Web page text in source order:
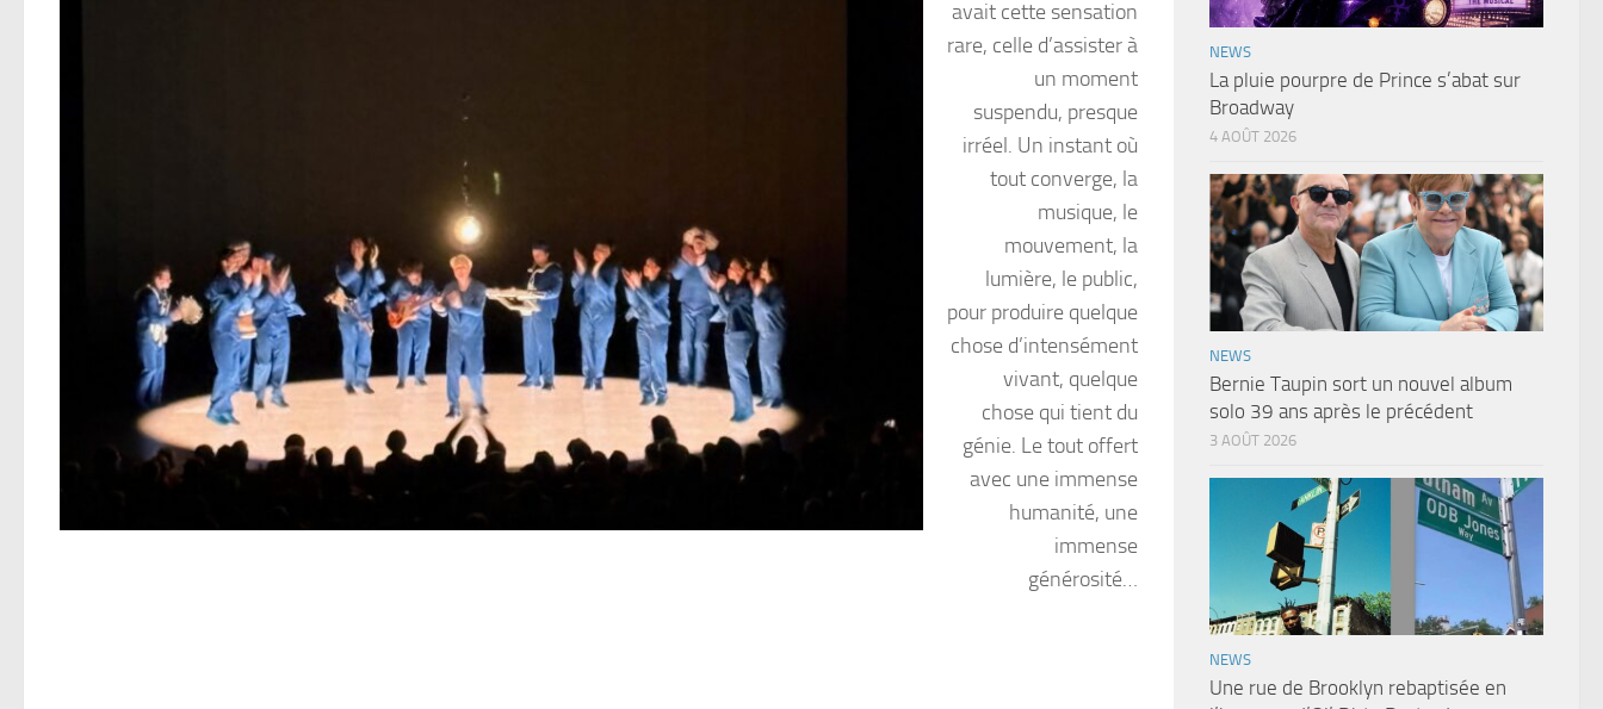
avait cette sensation
rare, celle d’assister à
un moment
suspendu, presque
irréel. Un instant où
tout converge, la
musique, le
mouvement, la
lumière, le public,
pour produire quelque
chose d’intensément
vivant, quelque
chose qui tient du
génie. Le tout offert
avec une immense
humanité, une
immense
générosité…
NEWS
La pluie pourpre de Prince s’abat sur
Broadway
4 AOÛT 2026
NEWS
Bernie Taupin sort un nouvel album
solo 39 ans après le précédent
3 AOÛT 2026
NEWS
Une rue de Brooklyn rebaptisée en